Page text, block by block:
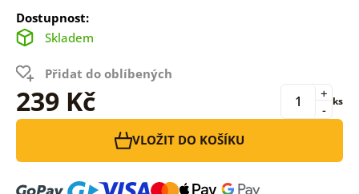
Dostupnost:
Skladem
Přidat do oblíbených
239 Kč -
+ ks
VLOŽIT DO KOŠÍKU